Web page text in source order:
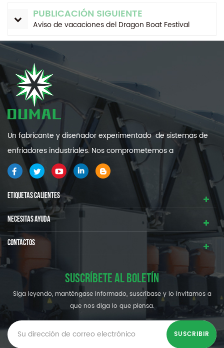
clientes estadounidenses según lo programado.
PUBLICACIÓN SIGUIENTE
Aviso de vacaciones del Dragon Boat Festival
Un fabricante y diseñador experimentado de sistemas de
enfriadores industriales. Nos comprometemos a
proporcionarle sistemas de refrigeración industrial de alta
calidad y eficiencia .
ETIQUETAS CALIENTES
NECESITAS AYUDA
CONTACTOS
SUSCRÍBETE AL BOLETÍN
Siga leyendo, manténgase informado, suscríbase y lo invitamos a
que nos diga lo que piensa.